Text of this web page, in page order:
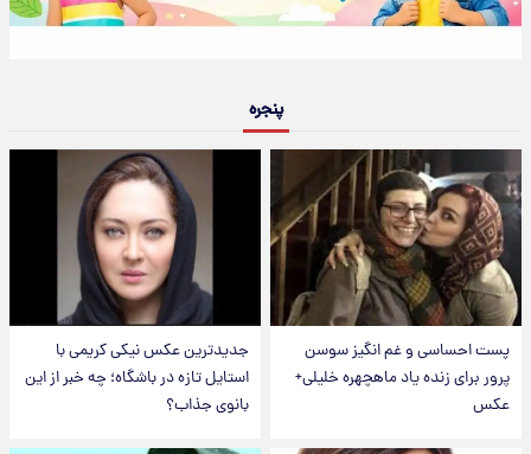
پنجره
پست احساسی و غم انگیز سوسن
پرور برای زنده یاد ماهچهره خلیلی+
عکس
جدیدترین عکس نیکی کریمی با
استایل تازه در باشگاه؛ چه خبر از این
بانوی جذاب؟